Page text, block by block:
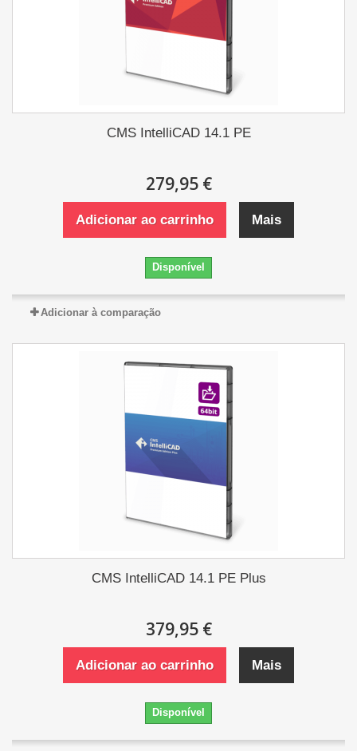
CMS IntelliCAD 14.1 PE
279,95 €
Adicionar ao carrinho Mais
Disponível
Adicionar à comparação
CMS IntelliCAD 14.1 PE Plus
379,95 €
Adicionar ao carrinho Mais
Disponível